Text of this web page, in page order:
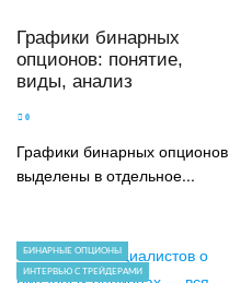
Графики бинарных
опционов: понятие,
виды, анализ
0
Графики бинарных опционов
выделены в отдельное...
БИНАРНЫЕ ОПЦИОНЫ
ИНТЕРВЬЮ С ТРЕЙДЕРАМИ